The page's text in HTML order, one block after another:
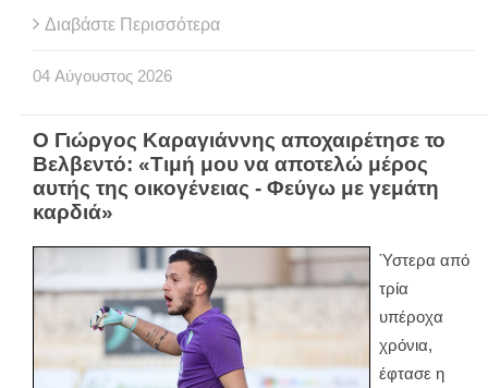
Διαβάστε Περισσότερα
04 Αύγουστος 2026
Ο Γιώργος Καραγιάννης αποχαιρέτησε το
Βελβεντό: «Τιμή μου να αποτελώ μέρος
αυτής της οικογένειας - Φεύγω με γεμάτη
καρδιά»
Ύστερα από
τρία
υπέροχα
χρόνια,
έφτασε η